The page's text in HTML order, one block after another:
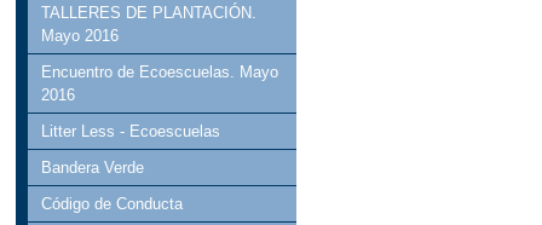
TALLERES DE PLANTACIÓN.
Mayo 2016
Encuentro de Ecoescuelas. Mayo
2016
Litter Less - Ecoescuelas
Bandera Verde
Código de Conducta